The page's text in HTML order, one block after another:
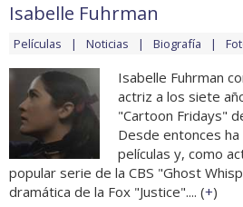
Isabelle Fuhrman
Películas Noticias Biografía
Isabelle Fuhrman
actriz a los siete
"Cartoon Fridays"
Desde entonces
películas y, como
popular serie de la CBS "Ghost
dramática de la Fox "Justice".... (+)